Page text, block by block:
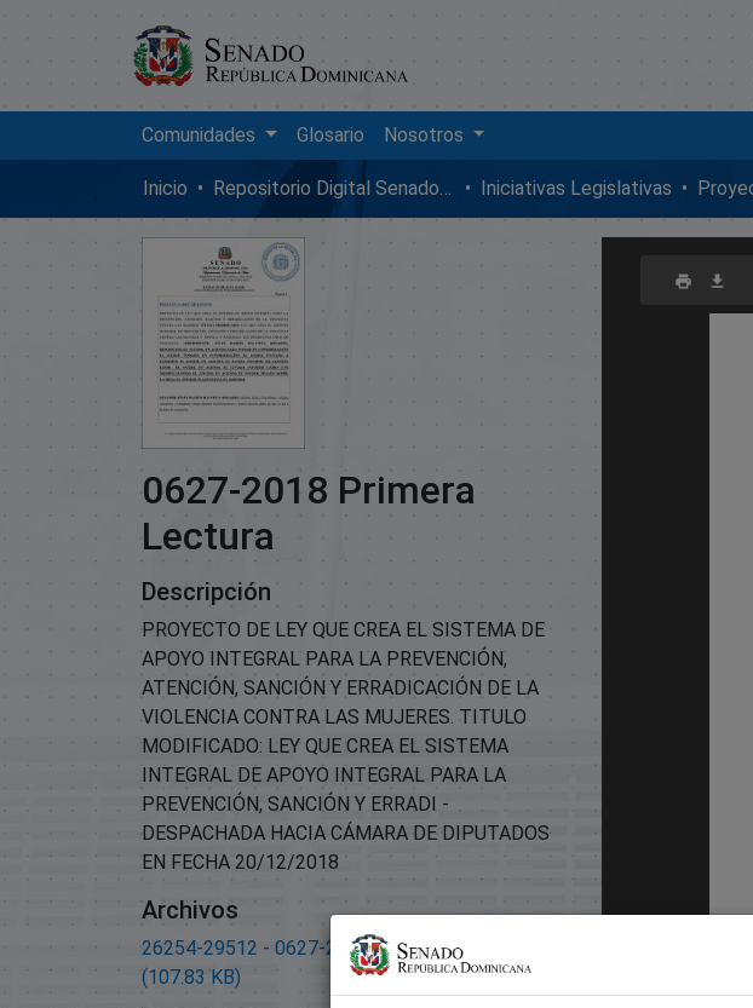
Comunidades Glosario Nosotros
Inicio Repositorio Digital SenadoRD Iniciativas Legislativas
0627-2018 Primera
Lectura
Descripción
PROYECTO DE LEY QUE CREA EL SISTEMA DE
APOYO INTEGRAL PARA LA PREVENCIÓN,
ATENCIÓN, SANCIÓN Y ERRADICACIÓN DE LA
VIOLENCIA CONTRA LAS MUJERES. TITULO
MODIFICADO: LEY QUE CREA EL SISTEMA
INTEGRAL DE APOYO INTEGRAL PARA LA
PREVENCIÓN, SANCIÓN Y ERRADI -
DESPACHADA HACIA CÁMARA DE DIPUTADOS
EN FECHA 20/12/2018
Archivos
26254-29512 - 0627-2018 Primera Lectura.pdf
(107.83 KB)